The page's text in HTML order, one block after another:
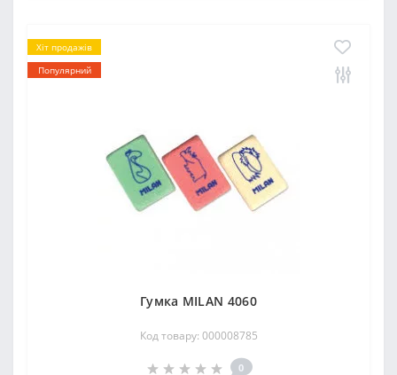
Хіт продажів
Популярний
Гумка MILAN 4060
Код товару: 000008785
0